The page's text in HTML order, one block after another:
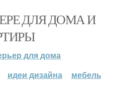
ДЛЯ ДОМА И
для дома
идеи дизайна мебель